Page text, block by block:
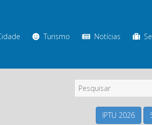
Turismo Notícias
IPTU 2026